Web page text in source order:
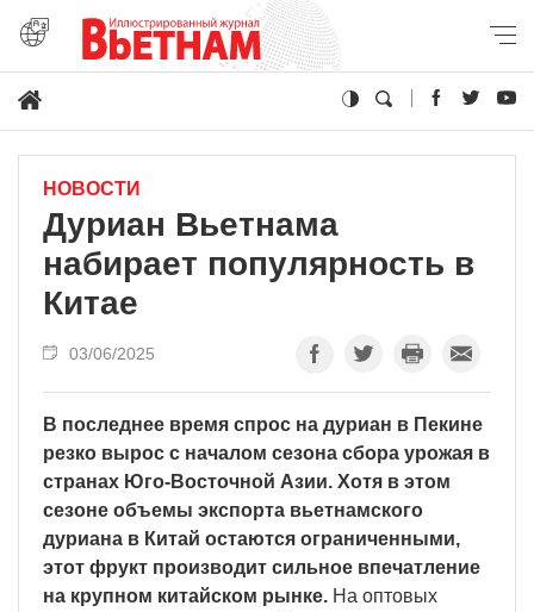
НОВОСТИ
Дуриан Вьетнама
набирает популярность в
Китае
03/06/2025
В последнее время спрос на дуриан в Пекине
резко вырос с началом сезона сбора урожая в
странах Юго-Восточной Азии. Хотя в этом
сезоне объемы экспорта вьетнамского
дуриана в Китай остаются ограниченными,
этот фрукт производит сильное впечатление
на крупном китайском рынке. На оптовых